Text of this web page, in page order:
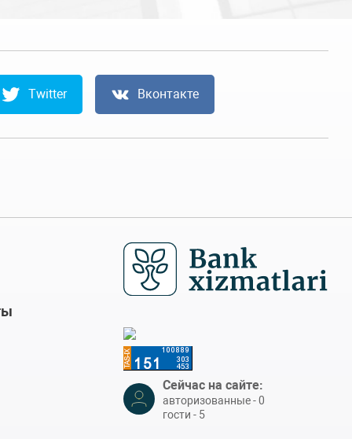
Twitter Вконтакте
Сейчас на сайте:
авторизованные - 0
гости - 5